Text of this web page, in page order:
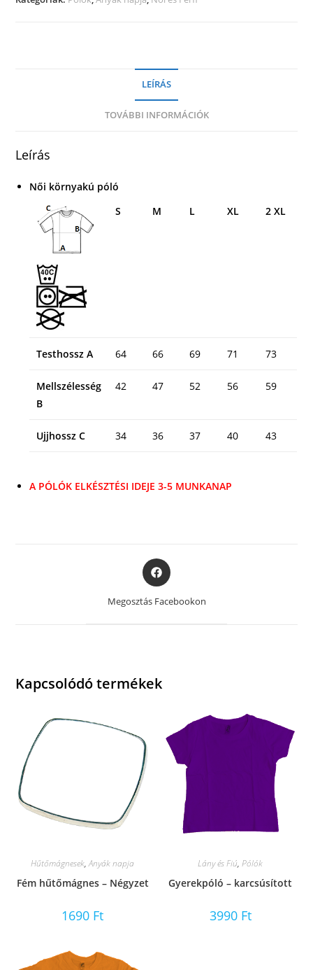
LEÍRÁS
TOVÁBBI INFORMÁCIÓK
Leírás
Női környakú póló
S
M L XL 2 XL
Testhossz A 64 66 69 71 73
Mellszélesség
B
42 47 52 56 59
Ujjhossz C 34 36 37 40 43
A PÓLÓK ELKÉSZTÉSI IDEJE 3-5 MUNKANAP
Opens
in
a
Megosztás Facebookon
Kapcsolódó termékek
Hűtőmágnesek,Anyák napja
Fém hűtőmágnes – Négyzet
1690 Ft
Lány és Fiú,Pólók
Gyerekpóló – karcsúsított
3990 Ft